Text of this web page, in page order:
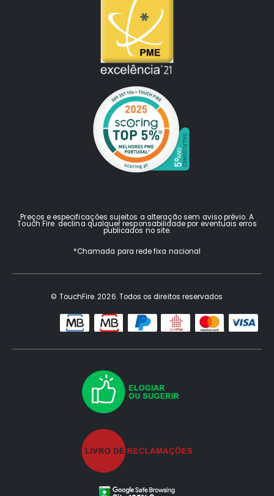
Preços e especificações sujeitos a alteração sem aviso prévio. A
Touch Fire declina qualquer responsabilidade por eventuais erros
publicados no site.
*Chamada para rede fixa nacional
© TouchFire. 2026. Todos os direitos reservados